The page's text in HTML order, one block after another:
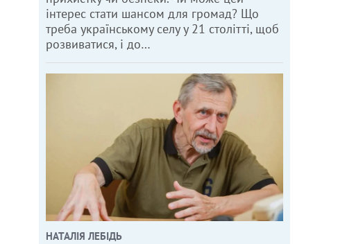
інтерес стати шансом для громад? Що
треба українському селу у 21 столітті, щоб
розвиватися, і до…
НАТАЛІЯ ЛЕБІДЬ